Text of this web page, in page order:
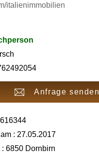
italienimmobilien
Anfrage senden
616344
am : 27.05.2017
: 6850 Dornbirn